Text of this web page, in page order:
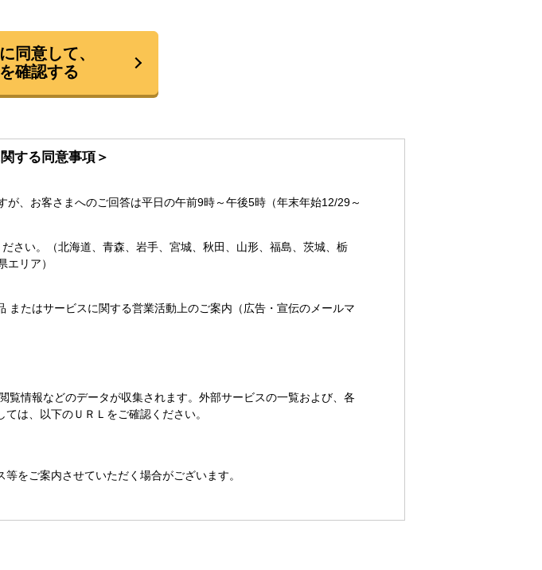
同意して、
確認する
する同意事項＞
、お客さまへのご回答は平日の午前9時～午後5時（年末年始12/29～
ださい。（北海道、青森、岩手、宮城、秋田、山形、福島、茨城、栃
リア）
たはサービスに関する営業活動上のご案内（広告・宣伝のメールマ
情報などのデータが収集されます。外部サービスの一覧および、各
は、以下のＵＲＬをご確認ください。
をご案内させていただく場合がございます。